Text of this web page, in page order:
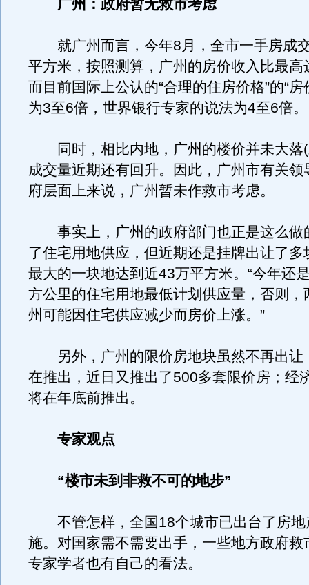
广州：政府暂无救市考虑
就广州而言，今年8月，全市一手房成
平方米，按照测算，广州的房价收入比最高
而目前国际上公认的“合理的住房价格”的“房
为3至6倍，世界银行专家的说法为4至6倍。
同时，相比内地，广州的楼价并未大落(
成交量近期还有回升。因此，广州市有关领
府层面上来说，广州暂未作救市考虑。
事实上，广州的政府部门也正是这么做
了住宅用地供应，但近期还是挂牌出让了多
最大的一块地达到近43万平方米。“今年还
方公里的住宅用地最低计划供应量，否则，
州可能因住宅供应减少而房价上涨。”
另外，广州的限价房地块虽然不再出让
在推出，近日又推出了500多套限价房；经
将在年底前推出。
专家观点
“楼市未到非救不可的地步”
不管怎样，全国18个城市已出台了房地
施。对国家需不需要出手，一些地方政府救
专家学者也有自己的看法。